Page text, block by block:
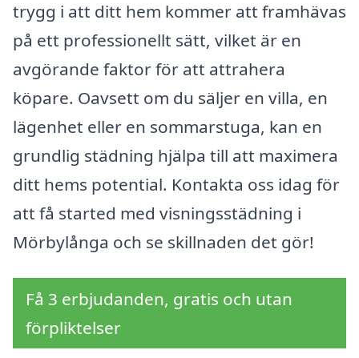
trygg i att ditt hem kommer att framhävas
på ett professionellt sätt, vilket är en
avgörande faktor för att attrahera
köpare. Oavsett om du säljer en villa, en
lägenhet eller en sommarstuga, kan en
grundlig städning hjälpa till att maximera
ditt hems potential. Kontakta oss idag för
att få started med visningsstädning i
Mörbylånga och se skillnaden det gör!
Få 3 erbjudanden, gratis och utan
förpliktelser